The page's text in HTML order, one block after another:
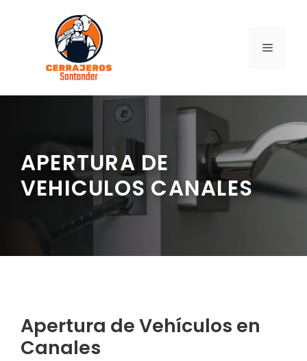
contenido
MENÚ
APERTURA DE
VEHICULOS CANALES
Apertura de Vehículos en
Canales